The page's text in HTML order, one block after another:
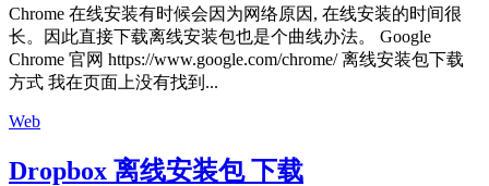
Chrome 在线安装有时候会因为网络原因, 在线安装的时间很
长。因此直接下载离线安装包也是个曲线办法。 Google
Chrome 官网 https://www.google.com/chrome/ 离线安装包下载
方式 我在页面上没有找到...
Web
Dropbox 离线安装包 下载